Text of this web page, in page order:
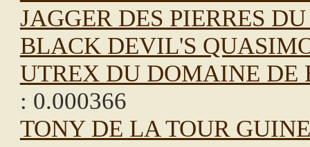
JAGGER DES PIERRES
BLACK DEVIL'S
UTREX DU DOMAINE DE
: 0.000366
TONY DE LA TOUR